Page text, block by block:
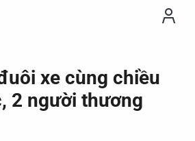
xe cùng chiều
2 người thương